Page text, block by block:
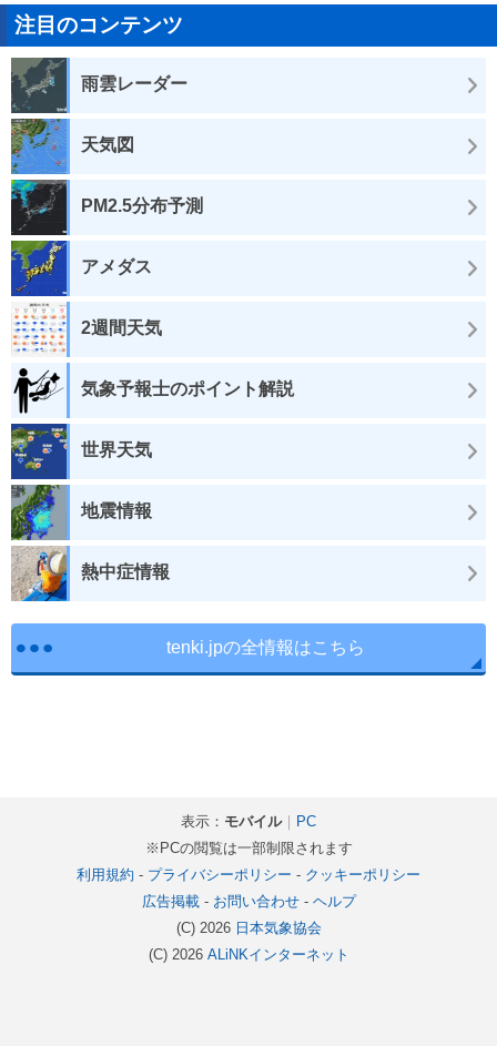
注目のコンテンツ
雨雲レーダー
天気図
PM2.5分布予測
アメダス
2週間天気
気象予報士のポイント解説
世界天気
地震情報
熱中症情報
tenki.jpの全情報はこちら
表示： モバイル｜
PC
※PCの閲覧は一部制限されます
利用規約 - プライバシーポリシー - クッキーポリシー
広告掲載- お問い合わせ- ヘルプ
(C) 2026 日本気象協会
(C) 2026 ALiNKインターネット